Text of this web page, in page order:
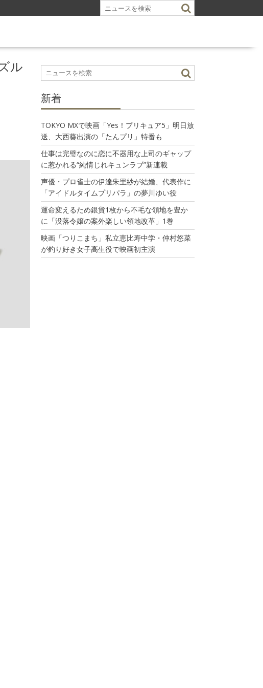
ル
新着
TOKYO MXで映画「Yes！プリキュア5」明日放
送、大西葵出演の「たんプリ」特番も
仕事は完璧なのに恋に不器用な上司のギャップ
に惹かれる“純情じれキュンラブ”新連載
声優・プロ雀士の伊達朱里紗が結婚、代表作に
「アイドルタイムプリパラ」の夢川ゆい役
運命変えるため銀貨1枚から不毛な領地を豊か
に「没落令嬢の案外楽しい領地改革」1巻
映画「つりこまち」私立恵比寿中学・仲村悠菜
が釣り好き女子高生役で映画初主演